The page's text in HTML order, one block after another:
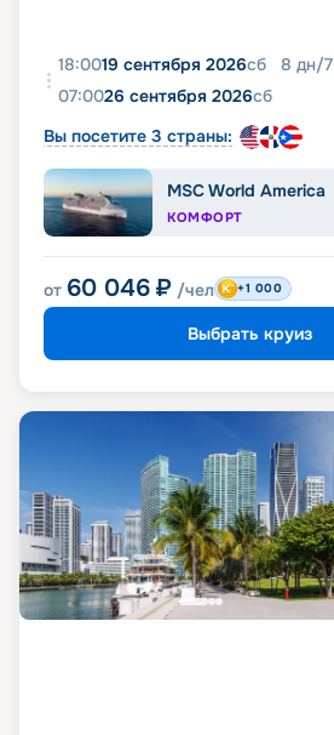
18:0019 сентября 2026сб 8 дн/7
07:0026 сентября 2026сб
Вы посетите 3 страны:
MSC World America
КОМФОРТ
от 60 046 ₽ /чел +1 000
Выбрать круиз